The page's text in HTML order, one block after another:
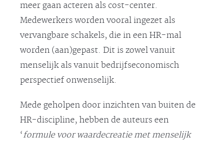
meer gaan acteren als cost-center.
Medewerkers worden vooral ingezet als
vervangbare schakels, die in een HR-mal
worden (aan)gepast. Dit is zowel vanuit
menselijk als vanuit bedrijfseconomisch
perspectief onwenselijk.
Mede geholpen door inzichten van buiten de
HR-discipline, hebben de auteurs een
‘formule voor waardecreatie met menselijk